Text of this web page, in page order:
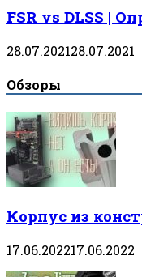
FSR vs DLSS |
28.07.202128.07.2021
Обзоры
Корпус из
17.06.202217.06.2022